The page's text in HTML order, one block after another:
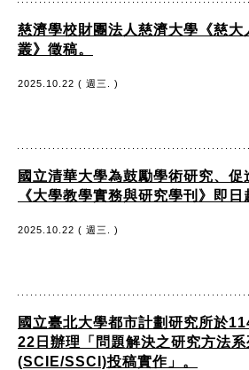
慈濟學校財團法人慈濟大學《慈
叢》徵稿。
2025.10.22 ( 週三. )
國立清華大學為鼓勵學術研究、促
《大學教學實務與研究學刊》即日
2025.10.22 ( 週三. )
國立臺北大學都市計劃研究所於
22日辦理「問題解決之研究方法系
(SCIE/SSCI)投稿實作」。